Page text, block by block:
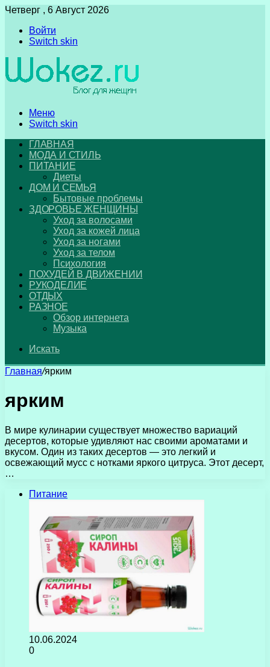
Четверг , 6 Август 2026
Войти
Switch skin
Меню
Switch skin
ГЛАВНАЯ
МОДА И СТИЛЬ
ПИТАНИЕ
Диеты
ДОМ И СЕМЬЯ
Бытовые проблемы
ЗДОРОВЬЕ ЖЕНЩИНЫ
Уход за волосами
Уход за кожей лица
Уход за ногами
Уход за телом
Психология
ПОХУДЕЙ В ДВИЖЕНИИ
РУКОДЕЛИЕ
ОТДЫХ
РАЗНОЕ
Обзор интернета
Музыка
Искать
Главная/ярким
ярким
В мире кулинарии существует множество вариаций
десертов, которые удивляют нас своими ароматами и
вкусом. Один из таких десертов — это легкий и
освежающий мусс с нотками яркого цитруса. Этот десерт,
…
Питание
10.06.2024
0